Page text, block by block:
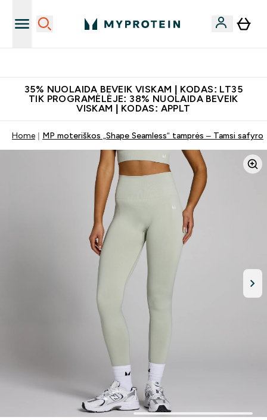
35% NUOLAIDA BEVEIK VISKAM | KODAS: LT35
TIK PROGRAMĖLĖJE: 38% NUOLAIDA BEVEIK
VISKAM | KODAS: APPLT
Home MP moteriškos „Shape Seamless“ tamprės – Tamsi safyro